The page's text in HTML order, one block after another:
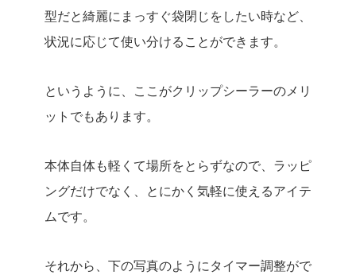
型だと綺麗にまっすぐ袋閉じをしたい時など、
状況に応じて使い分けることができます。
というように、ここがクリップシーラーのメリ
ットでもあります。
本体自体も軽くて場所をとらずなので、ラッピ
ングだけでなく、とにかく気軽に使えるアイテ
ムです。
それから、下の写真のようにタイマー調整がで